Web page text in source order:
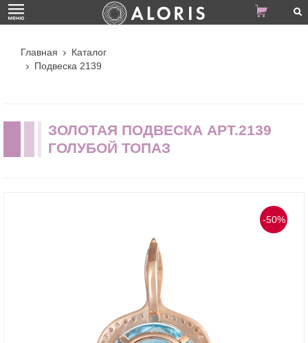
Главная
Каталог
Подвеска 2139
ЗОЛОТАЯ ПОДВЕСКА АРТ.2139
ГОЛУБОЙ ТОПАЗ
-50%